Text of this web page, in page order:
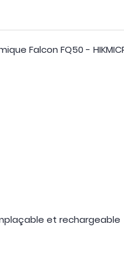
Falcon FQ50 -
et rechargeable